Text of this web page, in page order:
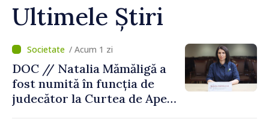
Ultimele Știri
/ Acum 1 zi
DOC // Natalia Mămăligă a
fost numită în funcția de
judecător la Curtea de Apel